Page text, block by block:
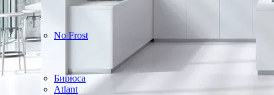
No Frost
Бирюса
Atlant